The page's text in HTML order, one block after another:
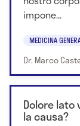
impone...
MEDICINA
Dr. Marco
Dolore lato
la causa?